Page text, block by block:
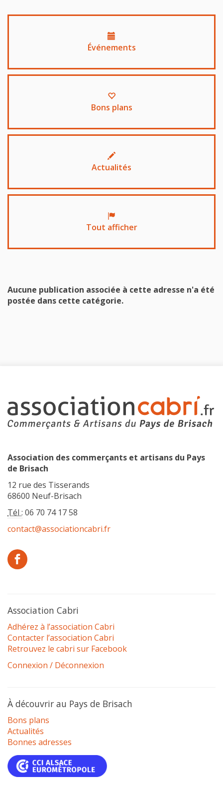
Événements
Bons plans
Actualités
Tout afficher
Aucune publication associée à cette adresse n'a été
postée dans cette catégorie.
Association des commerçants et artisans du Pays
de Brisach
12 rue des Tisserands
68600 Neuf-Brisach
Tél : 06 70 74 17 58
contact@associationcabri.fr
Association Cabri
Adhérez à l’association Cabri
Contacter l’association Cabri
Retrouvez le cabri sur Facebook
Connexion / Déconnexion
À découvrir au Pays de Brisach
Bons plans
Actualités
Bonnes adresses